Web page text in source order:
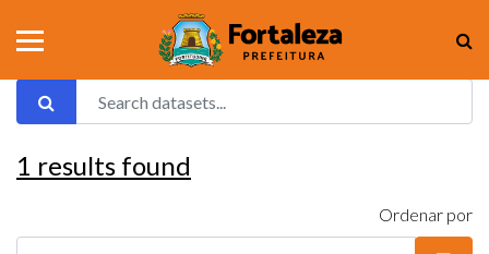
1 results found
Ordenar por